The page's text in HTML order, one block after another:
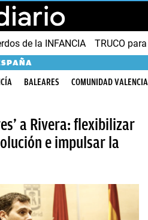
de la INFANCIA TRUCO
BALEARES COMUNIDAD
a Rivera: flexibilizar
e impulsar la